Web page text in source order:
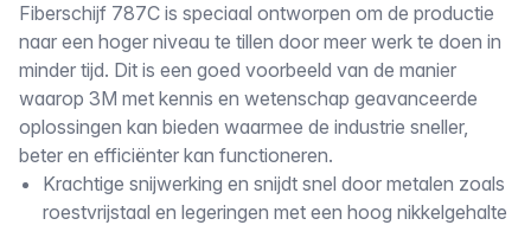
Fiberschijf 787C is speciaal ontworpen om de productie
naar een hoger niveau te tillen door meer werk te doen in
minder tijd. Dit is een goed voorbeeld van de manier
waarop 3M met kennis en wetenschap geavanceerde
oplossingen kan bieden waarmee de industrie sneller,
beter en efficiënter kan functioneren.
Krachtige snijwerking en snijdt snel door metalen zoals
roestvrijstaal en legeringen met een hoog nikkelgehalte